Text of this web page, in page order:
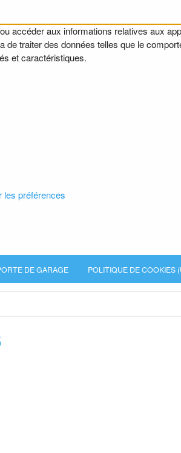
accéder aux informations relatives aux
traiter des données telles que le
et caractéristiques.
les préférences
DE GARAGE POLITIQUE DE COOKIES